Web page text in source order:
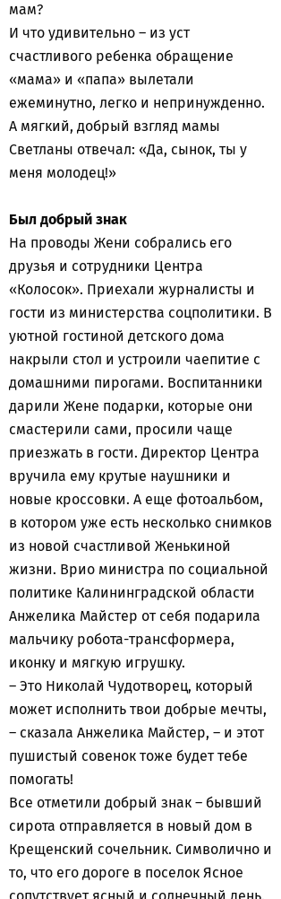
мам?
И что удивительно – из уст
счастливого ребенка обращение
«мама» и «папа» вылетали
ежеминутно, легко и непринужденно.
А мягкий, добрый взгляд мамы
Светланы отвечал: «Да, сынок, ты у
меня молодец!»
Был добрый знак
На проводы Жени собрались его
друзья и сотрудники Центра
«Колосок». Приехали журналисты и
гости из министерства соцполитики. В
уютной гостиной детского дома
накрыли стол и устроили чаепитие с
домашними пирогами. Воспитанники
дарили Жене подарки, которые они
смастерили сами, просили чаще
приезжать в гости. Директор Центра
вручила ему крутые наушники и
новые кроссовки. А еще фотоальбом,
в котором уже есть несколько снимков
из новой счастливой Женькиной
жизни. Врио министра по социальной
политике Калининградской области
Анжелика Майстер от себя подарила
мальчику робота-трансформера,
иконку и мягкую игрушку.
– Это Николай Чудотворец, который
может исполнить твои добрые мечты,
– сказала Анжелика Майстер, – и этот
пушистый совенок тоже будет тебе
помогать!
Все отметили добрый знак – бывший
сирота отправляется в новый дом в
Крещенский сочельник. Символично и
то, что его дороге в поселок Ясное